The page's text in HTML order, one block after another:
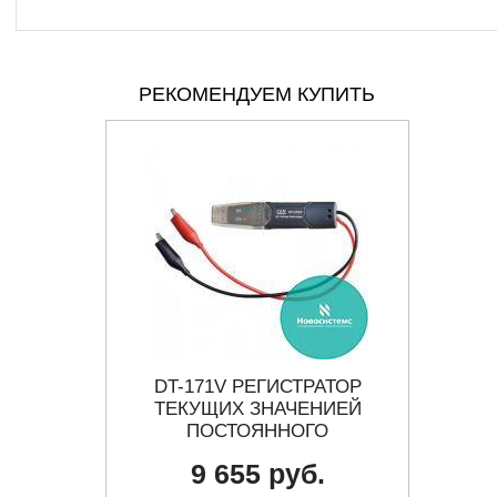
РЕКОМЕНДУЕМ КУПИТЬ
DT-171V РЕГИСТРАТОР
ТЕКУЩИХ ЗНАЧЕНИЕЙ
ПОСТОЯННОГО
9 655 руб.